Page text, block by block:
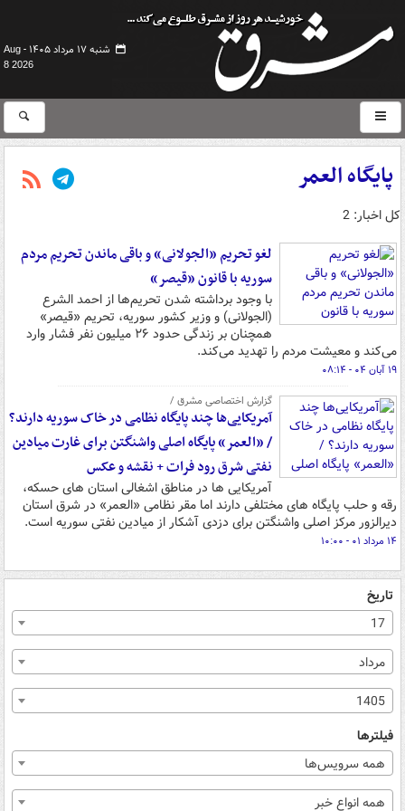
شنبه ۱۷ مرداد ۱۴۰۵ -
Aug
8 2026
پایگاه العمر
کل اخبار: 2
لغو تحریم «الجولانی» و باقی ماندن تحریم مردم
سوریه با قانون «قیصر»
با وجود برداشته شدن تحریم‌ها از احمد الشرع
(الجولانی) و وزیر کشور سوریه، تحریم «قیصر»
همچنان بر زندگی حدود ۲۶ میلیون نفر فشار وارد
می‌کند و معیشت مردم را تهدید می‌کند.
۱۹ آبان ۰۴ - ۰۸:۱۴
گزارش اختصاصی مشرق /
آمریکایی‌ها چند پایگاه نظامی در خاک سوریه دارند؟
/ «العمر» پایگاه اصلی واشنگتن برای غارت میادین
نفتی شرق رود فرات + نقشه و عکس
آمریکایی ها در مناطق اشغالی استان های حسکه،
رقه و حلب پایگاه های مختلفی دارند اما مقر نظامی «العمر» در شرق استان
دیرالزور مرکز اصلی واشنگتن برای دزدی آشکار از میادین نفتی سوریه است.
۱۴ مرداد ۰۱ - ۱۰:۰۰
تاریخ
17
مرداد
1405
فیلترها
همه سرویس‌ها
همه انواع خبر